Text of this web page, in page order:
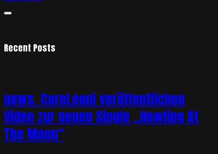
Recent Posts
news. CoreLeoni veröffentlichen
Video zur neuen Single „Howling At
The Moon“